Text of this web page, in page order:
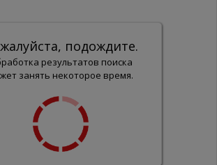
подождите.
результатов поиска
занять некоторое время.